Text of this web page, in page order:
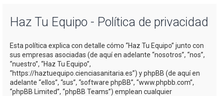
Haz Tu Equipo - Política de privacidad
Esta política explica con detalle cómo “Haz Tu Equipo” junto con
sus empresas asociadas (de aquí en adelante “nosotros”, “nos”,
“nuestro”, “Haz Tu Equipo”,
“https://haztuequipo.cienciasanitaria.es”) y phpBB (de aquí en
adelante “ellos”, “sus”, “software phpBB”, “www.phpbb.com”,
“phpBB Limited”, “phpBB Teams”) emplean cualquier